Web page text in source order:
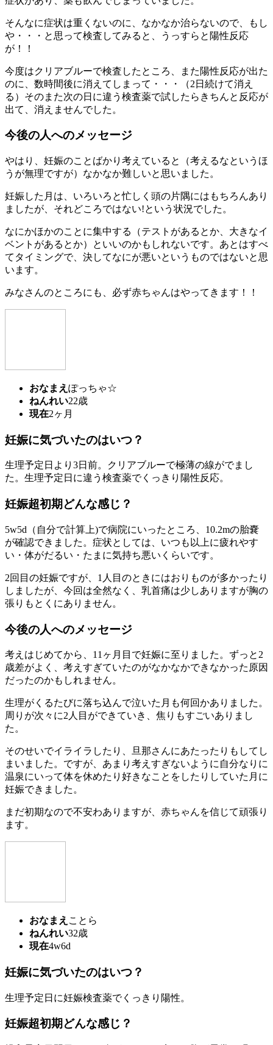
そんなに症状は重くないのに、なかなか治らないので、もし
や・・・と思って検査してみると、うっすらと陽性反応
が！！
今度はクリアブルーで検査したところ、また陽性反応が出た
のに、数時間後に消えてしまって・・・（2日続けて消え
る）そのまた次の日に違う検査薬で試したらきちんと反応が
出て、消えませんでした。
今後の人へのメッセージ
やはり、妊娠のことばかり考えていると（考えるなというほ
うが無理ですが）なかなか難しいと思いました。
妊娠した月は、いろいろと忙しく頭の片隅にはもちろんあり
ましたが、それどころではない!という状況でした。
なにかほかのことに集中する（テストがあるとか、大きなイ
ベントがあるとか）といいのかもしれないです。あとはすべ
てタイミングで、決してなにが悪いというものではないと思
います。
みなさんのところにも、必ず赤ちゃんはやってきます！！
おなまえ ぽっちゃ☆
ねんれい22歳
現在2ヶ月
妊娠に気づいたのはいつ？
生理予定日より3日前。クリアブルーで極薄の線がでまし
た。生理予定日に違う検査薬でくっきり陽性反応。
妊娠超初期どんな感じ？
5w5d（自分で計算上)で病院にいったところ、10.2mの胎嚢
が確認できました。症状としては、いつも以上に疲れやす
い・体がだるい・たまに気持ち悪いくらいです。
2回目の妊娠ですが、1人目のときにはおりものが多かったり
しましたが、今回は全然なく、乳首痛は少しありますが胸の
張りもとくにありません。
今後の人へのメッセージ
考えはじめてから、11ヶ月目で妊娠に至りました。ずっと2
歳差がよく、考えすぎていたのがなかなかできなかった原因
だったのかもしれません。
生理がくるたびに落ち込んで泣いた月も何回かありました。
周りが次々に2人目ができていき、焦りもすごいありまし
た。
そのせいでイライラしたり、旦那さんにあたったりもしてし
まいました。ですが、あまり考えすぎないように自分なりに
温泉にいって体を休めたり好きなことをしたりしていた月に
妊娠できました。
まだ初期なので不安わありますが、赤ちゃんを信じて頑張り
ます。
おなまえ ことら
ねんれい32歳
現在4w6d
妊娠に気づいたのはいつ？
生理予定日に妊娠検査薬でくっきり陽性。
妊娠超初期どんな感じ？